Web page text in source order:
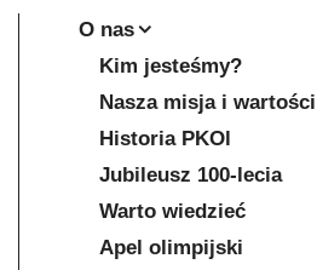
O nas
Kim jesteśmy?
Nasza misja i wartości
Historia PKOl
Jubileusz 100-lecia
Warto wiedzieć
Apel olimpijski